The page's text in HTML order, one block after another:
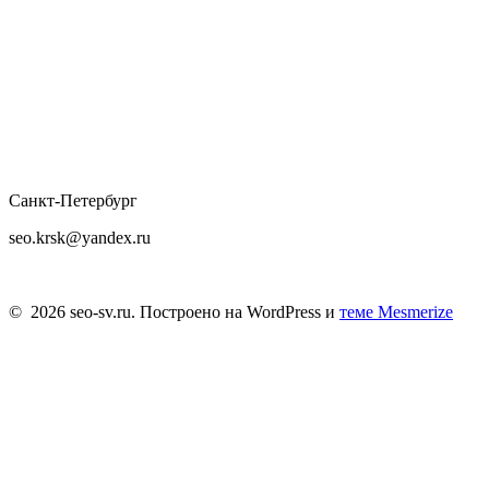
Санкт-Петербург
seo.krsk@yandex.ru
© 2026 seo-sv.ru. Построено на WordPress и теме Mesmerize